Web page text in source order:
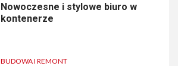
Nowoczesne i stylowe biuro w
kontenerze
BUDOWA I REMONT